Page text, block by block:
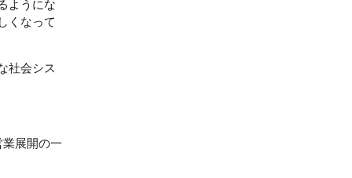
ようにな
くなって
社会シス
展開の一